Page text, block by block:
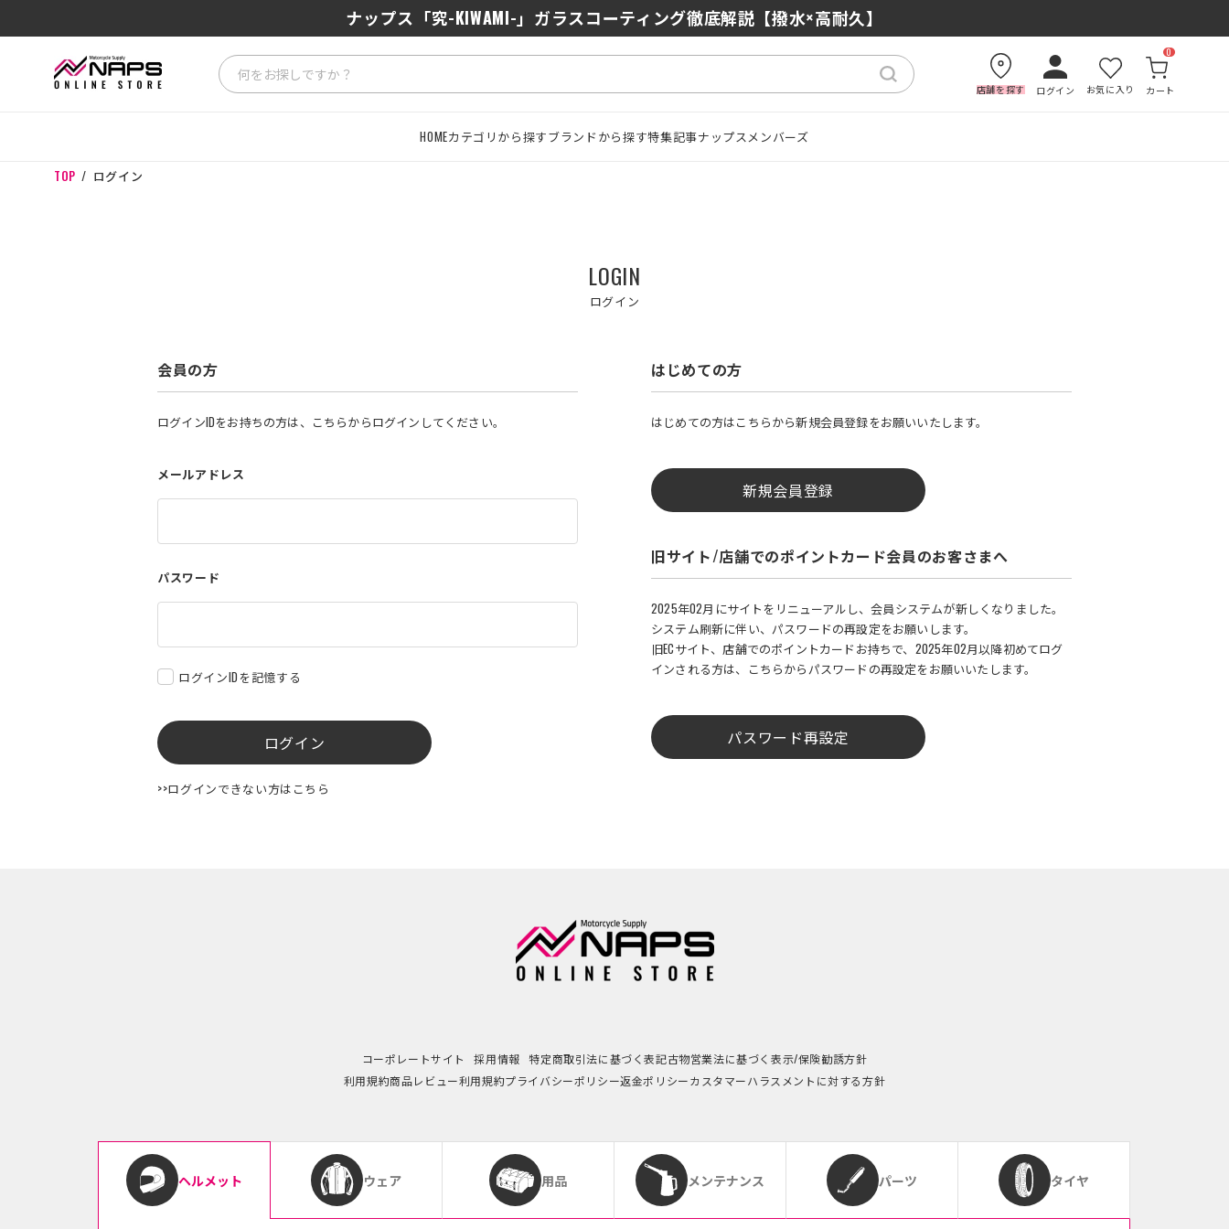
ナップス「究-KIWAMI-」ガラスコーティング徹底解説【撥水×高耐久】
店舗を探す ログイン お気に入り カート
0
HOMEカテゴリから探すブランドから探す特集記事ナップスメンバーズ
TOP ログイン
LOGIN
ログイン
会員の方
ログインIDをお持ちの方は、こちらからログインしてください。
メールアドレス
パスワード
ログインIDを記憶する
ログイン
>>ログインできない方はこちら
はじめての方
はじめての方はこちらから新規会員登録をお願いいたします。
新規会員登録
旧サイト/店舗でのポイントカード会員のお客さまへ
2025年02月にサイトをリニューアルし、会員システムが新しくなりました。
システム刷新に伴い、パスワードの再設定をお願いします。
旧ECサイト、店舗でのポイントカードお持ちで、2025年02月以降初めてログ
インされる方は、こちらからパスワードの再設定をお願いいたします。
パスワード再設定
コーポレートサイト 採用情報 特定商取引法に基づく表記古物営業法に基づく表示/保険勧誘方針
利用規約商品レビュー利用規約プライバシーポリシー返金ポリシーカスタマーハラスメントに対する方針
ヘルメット ウェア 用品 メンテナンス パーツ タイヤ